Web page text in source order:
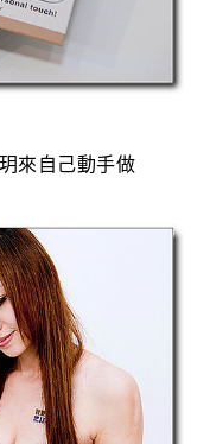
來自己動手做